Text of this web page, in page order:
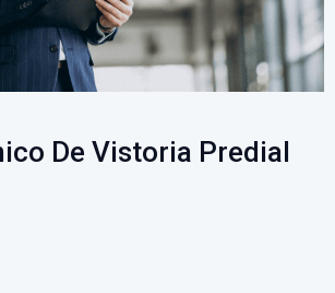
De Vistoria Predial